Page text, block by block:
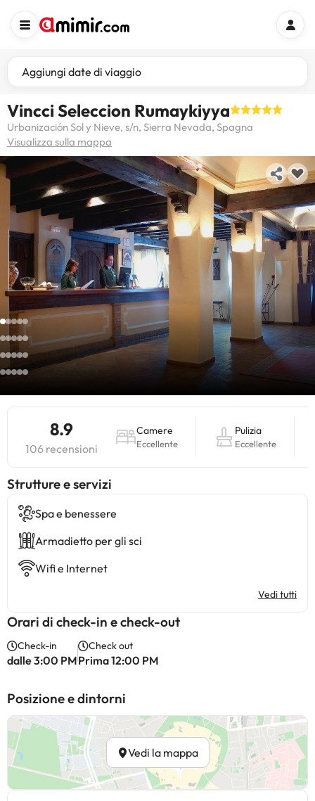
Aggiungi date di viaggio
Vincci Seleccion Rumaykiyya
Urbanización Sol y Nieve, s/n, Sierra Nevada, Spagna
Visualizza sulla mappa
8.9
106 recensioni
Camere
Eccellente
Pulizia
Eccellente
​Strutture e servizi
Spa e benessere
Armadietto per gli sci
Wifi e Internet
Vedi tutti
Orari di check-in e check-out
Check-in
dalle 3:00 PM
Check out
Prima 12:00 PM
Posizione e dintorni
Vedi la mappa